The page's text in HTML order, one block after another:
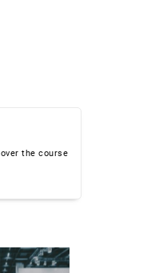
over the course